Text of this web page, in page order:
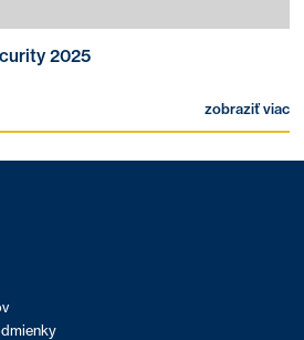
2025
zobraziť viac